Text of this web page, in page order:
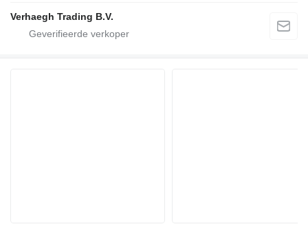
Verhaegh Trading B.V.